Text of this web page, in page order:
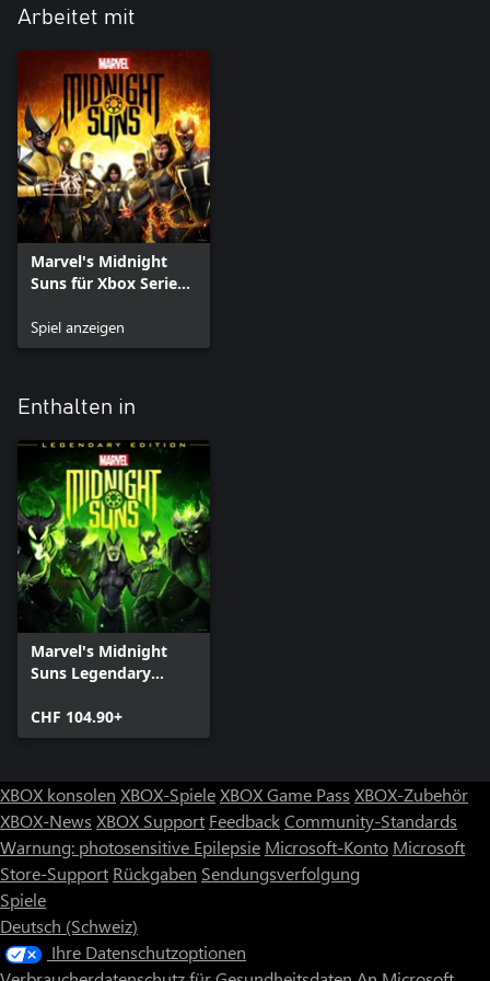
Arbeitet mit
Marvel's Midnight
Suns für Xbox Series
Spiel anzeigen
Enthalten in
Marvel's Midnight
Suns Legendary
Series X|S
CHF 104.90+
XBOX konsolen XBOX-SpieleXBOX Game Pass XBOX-Zubehör
XBOX-News XBOX Support FeedbackCommunity-Standards
Warnung: photosensitive Epilepsie Microsoft-Konto Microsoft
Store-Support Rückgaben Sendungsverfolgung
Spiele
Deutsch (Schweiz)
Ihre Datenschutzoptionen